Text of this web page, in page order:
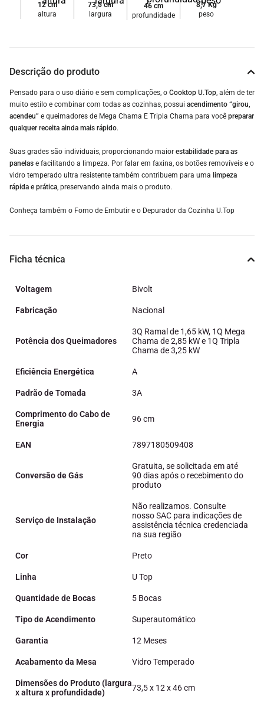
12 cm
altura
73,5 cm
largura
46 cm
profundidade
8,7 Kg
peso
Descrição do produto
Pensado para o uso diário e sem complicações, o Cooktop U.Top, além de ter
muito estilo e combinar com todas as cozinhas, possui acendimento “girou,
acendeu” e queimadores de Mega Chama E Tripla Chama para você preparar
qualquer receita ainda mais rápido.
Suas grades são individuais, proporcionando maior estabilidade para as
panelas e facilitando a limpeza. Por falar em faxina, os botões removíveis e o
vidro temperado ultra resistente também contribuem para uma limpeza
rápida e prática, preservando ainda mais o produto.
Conheça também o Forno de Embutir e o Depurador da Cozinha U.Top
Ficha técnica
Voltagem Bivolt
Fabricação Nacional
Potência dos Queimadores
3Q Ramal de 1,65 kW, 1Q Mega
Chama de 2,85 kW e 1Q Tripla
Chama de 3,25 kW
Eficiência Energética A
Padrão de Tomada 3A
Comprimento do Cabo de
Energia
96 cm
EAN 7897180509408
Conversão de Gás
Gratuita, se solicitada em até
90 dias após o recebimento do
produto
Serviço de Instalação
Não realizamos. Consulte
nosso SAC para indicações de
assistência técnica credenciada
na sua região
Cor Preto
Linha U Top
Quantidade de Bocas 5 Bocas
Tipo de Acendimento Superautomático
Garantia 12 Meses
Acabamento da Mesa Vidro Temperado
Dimensões do Produto (largura
x altura x profundidade)
73,5 x 12 x 46 cm